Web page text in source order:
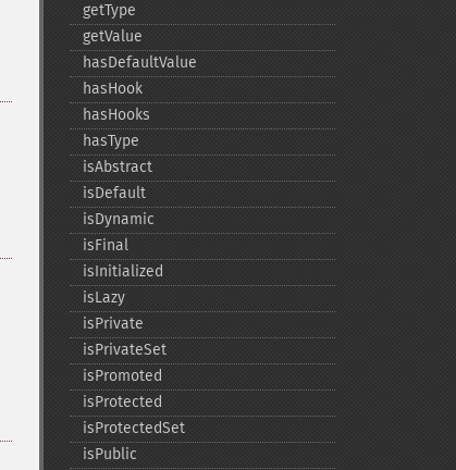
getType
getValue
hasDefaultValue
hasHook
hasHooks
hasType
isAbstract
isDefault
isDynamic
isFinal
isInitialized
isLazy
isPrivate
isPrivateSet
isPromoted
isProtected
isProtectedSet
isPublic